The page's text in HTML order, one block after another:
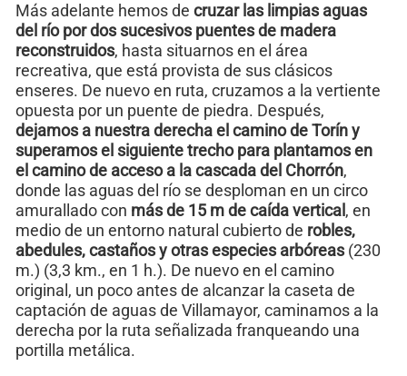
Más adelante hemos de cruzar las limpias aguas
del río por dos sucesivos puentes de madera
reconstruidos, hasta situarnos en el área
recreativa, que está provista de sus clásicos
enseres. De nuevo en ruta, cruzamos a la vertiente
opuesta por un puente de piedra. Después,
dejamos a nuestra derecha el camino de Torín y
superamos el siguiente trecho para plantamos en
el camino de acceso a la cascada del Chorrón,
donde las aguas del río se desploman en un circo
amurallado con más de 15 m de caída vertical , en
medio de un entorno natural cubierto de robles,
abedules, castaños y otras especies arbóreas(230
m.) (3,3 km., en 1 h.). De nuevo en el camino
original, un poco antes de alcanzar la caseta de
captación de aguas de Villamayor, caminamos a la
derecha por la ruta señalizada franqueando una
portilla metálica.